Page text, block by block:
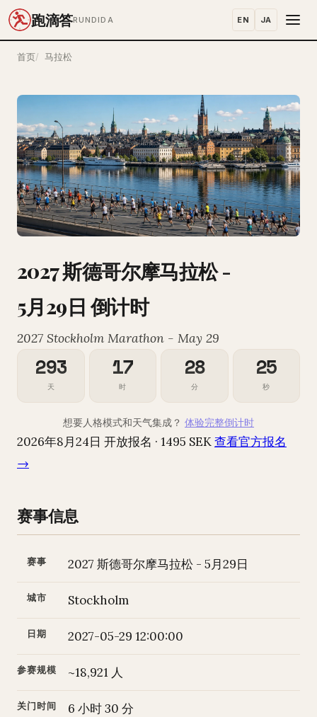
跑滴答RUNDIDA EN JA
首页 马拉松
2027 斯德哥尔摩马拉松 -
5月29日 倒计时
2027 Stockholm Marathon - May 29
293
天
17
时
28
分
24
秒
想要人格模式和天气集成？ 体验完整倒计时
2026年8月24日 开放报名 · 1495 SEK查看官方报名
→
赛事信息
赛事 2027 斯德哥尔摩马拉松 - 5月29日
城市 Stockholm
日期 2027-05-29 12:00:00
参赛规模 ~18,921 人
关门时间 6 小时 30 分